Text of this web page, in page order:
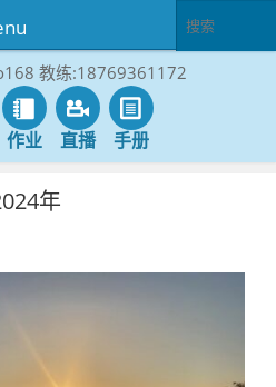
教练:18769361172
作业 直播 手册
年